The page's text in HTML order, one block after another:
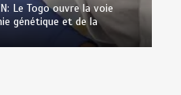
Le Togo ouvre la voie
génétique et de la